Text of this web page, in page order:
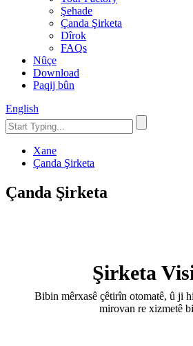
Şehade
Çanda Şirketa
Dîrok
FAQs
Nûçe
Download
Paqij bûn
English
Xane
Çanda Şirketa
Çanda Şirketa
Şirketa
Bibin mêrxasê çêtirîn otomatê, û ji
mirovan re xizmetê